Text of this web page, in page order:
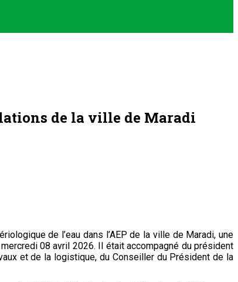
de la ville de Maradi
de l’eau dans l’AEP de la ville de Maradi, une
08 avril 2026. Il était accompagné du président
et de la logistique, du Conseiller du Président de la